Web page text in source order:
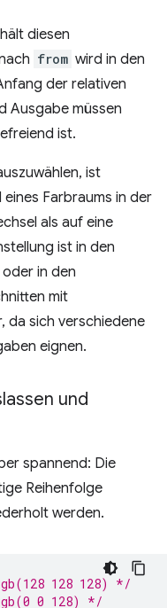
diesen
from wird in den
der relativen
Ausgabe müssen
ist.
ist
Farbraums in der
als auf eine
ist in den
in den
mit
da sich verschiedene
eignen.
und
spannend: Die
Reihenfolge
werden.
128 128) */
0 128) */